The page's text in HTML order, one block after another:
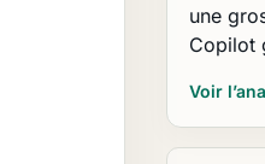
une
Copilot
Voir